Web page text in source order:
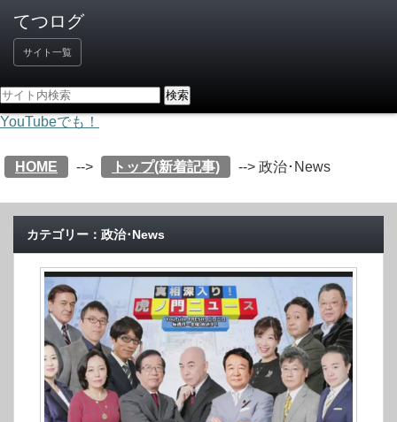
サイト一覧
YouTubeでも！
HOME --> トップ(新着記事) --> 政治･News
カテゴリー：政治･News